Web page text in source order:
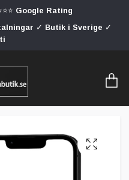
Google Rating
✓ Butik i Sverige ✓